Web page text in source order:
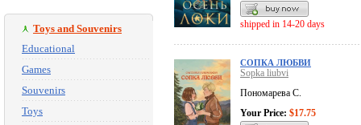
Toys and Souvenirs
Educational
Games
Souvenirs
Toys
shipped in 14-20 days
СОПКА ЛЮБВИ
Sopka liubvi
Пономарева С.
Your Price: $17.75